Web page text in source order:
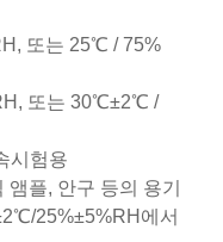
또는 25℃ / 75%
또는 30℃±2℃ /
시험용
플, 안구 등의 용기
25%±5%RH에서